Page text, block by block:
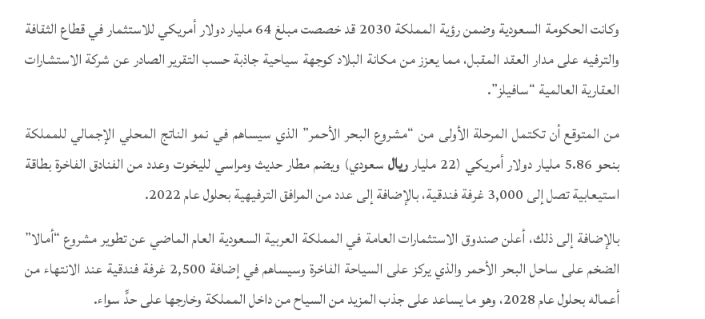
وكانت الحكومة السعودية وضمن رؤية المملكة 2030 قد خصصت مبلغ 64 مليار دولار أمريكي للاستثمار في قطاع الثقافة
والترفيه على مدار العقد المقبل، مما يعزز من مكانة البلاد كوجهة سياحية جاذبة حسب التقرير الصادر عن شركة الاستشارات
العقارية العالمية “سافيلز”.
من المتوقع أن تكتمل المرحلة الأولى من “مشروع البحر الأحمر” الذي سيساهم في نمو الناتج المحلي الإجمالي للمملكة
بنحو 5.86 مليار دولار أمريكي (22 مليار
ريالسعودي) ويضم مطار حديث ومراسي لليخوت وعدد من الفنادق الفاخرة بطاقة
استيعابية تصل إلى 3,000 غرفة فندقية، بالإضافة إلى عدد من المرافق الترفيهية بحلول عام 2022.
بالإضافة إلى ذلك، أعلن صندوق الاستثمارات العامة في المملكة العربية السعودية العام الماضي عن تطوير مشروع “أمالا”
الضخم على ساحل البحر الأحمر والذي يركز على السياحة الفاخرة وسيساهم في إضافة 2,500 غرفة فندقية عند الانتهاء من
أعماله بحلول عام 2028، وهو ما يساعد على جذب المزيد من السياح من داخل المملكة وخارجها على حدٍّ سواء.